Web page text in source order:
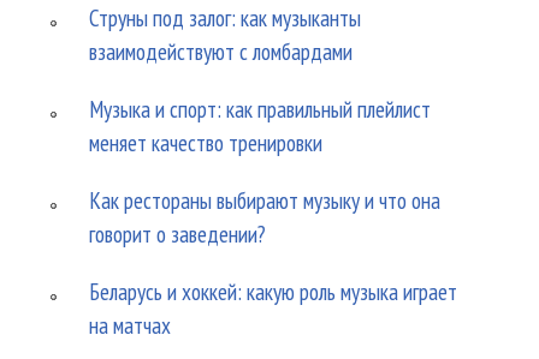
Струны под залог: как музыканты
взаимодействуют с ломбардами
Музыка и спорт: как правильный плейлист
меняет качество тренировки
Как рестораны выбирают музыку и что она
говорит о заведении?
Беларусь и хоккей: какую роль музыка играет
на матчах